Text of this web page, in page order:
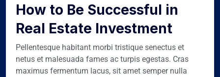
How to Be Successful in
Real Estate Investment
Pellentesque habitant morbi tristique senectus et
netus et malesuada fames ac turpis egestas. Cras
maximus fermentum lacus, sit amet semper nulla